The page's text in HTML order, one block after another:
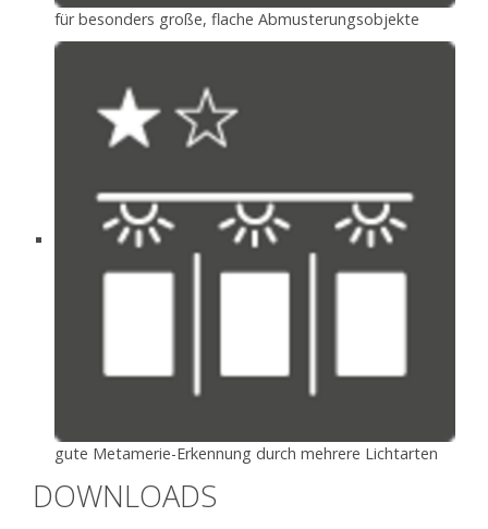
für besonders große, flache Abmusterungsobjekte
gute Metamerie-Erkennung durch mehrere Lichtarten
DOWNLOADS